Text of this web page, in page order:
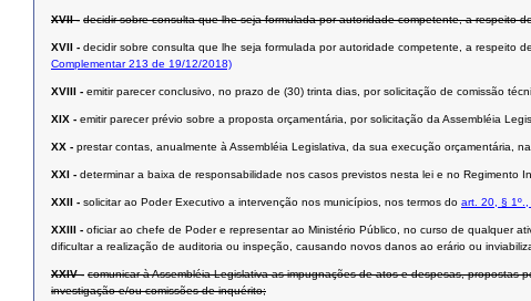
XVII - decidir sobre consulta que lhe seja formulada por autoridade competente, a respeito
XVII - decidir sobre consulta que lhe seja formulada por autoridade competente, a respeito
Complementar 213 de 19/12/2018)
XVIII - emitir parecer conclusivo, no prazo de (30) trinta dias, por solicitação de comissão
XIX - emitir parecer prévio sobre a proposta orçamentária, por solicitação da Assembléia
XX - prestar contas, anualmente à Assembléia Legislativa, da sua execução orçamentária,
XXI - determinar a baixa de responsabilidade nos casos previstos nesta lei e no Regimento
XXII - solicitar ao Poder Executivo a intervenção nos municípios, nos termos do art. 20, §
XXIII - oficiar ao chefe de Poder e representar ao Ministério Público, no curso de qualquer
dificultar a realização de auditoria ou inspeção, causando novos danos ao erário ou
XXIV - comunicar à Assembléia Legislativa as impugnações de atos e despesas,
investigação e/ou comissões de inquérito;